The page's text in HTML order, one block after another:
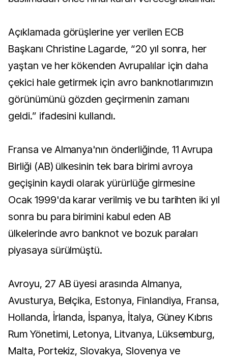
Açıklamada görüşlerine yer verilen ECB
Başkanı Christine Lagarde, “20 yıl sonra, her
yaştan ve her kökenden Avrupalılar için daha
çekici hale getirmek için avro banknotlarımızın
görünümünü gözden geçirmenin zamanı
geldi.” ifadesini kullandı.
Fransa ve Almanya'nın önderliğinde, 11 Avrupa
Birliği (AB) ülkesinin tek bara birimi avroya
geçişinin kaydi olarak yürürlüğe girmesine
Ocak 1999'da karar verilmiş ve bu tarihten iki yıl
sonra bu para birimini kabul eden AB
ülkelerinde avro banknot ve bozuk paraları
piyasaya sürülmüştü.
Avroyu, 27 AB üyesi arasında Almanya,
Avusturya, Belçika, Estonya, Finlandiya, Fransa,
Hollanda, İrlanda, İspanya, İtalya, Güney Kıbrıs
Rum Yönetimi, Letonya, Litvanya, Lüksemburg,
Malta, Portekiz, Slovakya, Slovenya ve